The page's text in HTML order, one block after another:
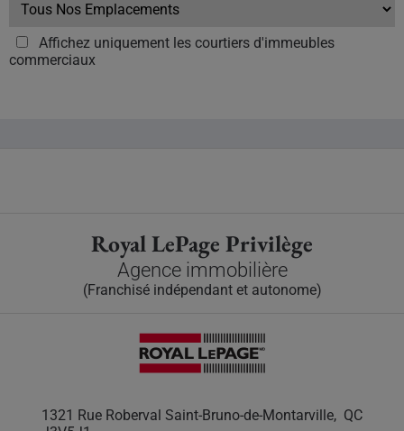
Affichez uniquement les courtiers d'immeubles
commerciaux
Royal LePage Privilège
Agence immobilière
(Franchisé indépendant et autonome)
1321 Rue Roberval Saint-Bruno-de-Montarville, QC